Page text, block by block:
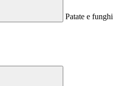
Patate e funghi